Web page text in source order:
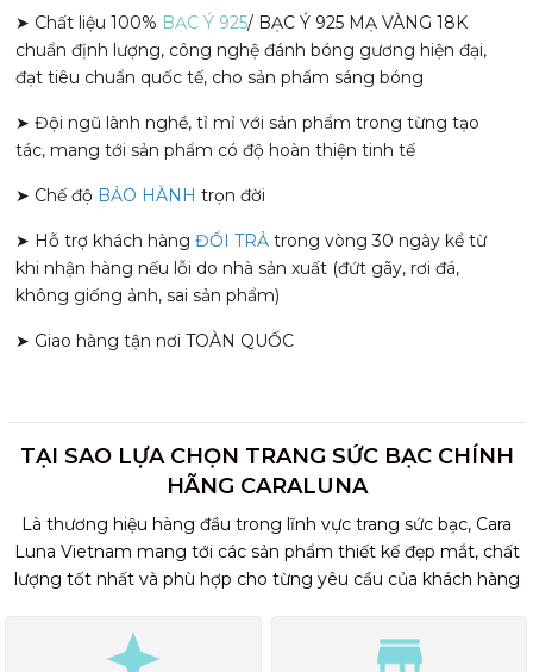
➤ Chất liệu 100% BẠC Ý 925/ BẠC Ý 925 MẠ VÀNG 18K
chuẩn định lượng, công nghệ đánh bóng gương hiện đại,
đạt tiêu chuẩn quốc tế, cho sản phẩm sáng bóng
➤ Đội ngũ lành nghề, tỉ mỉ với sản phẩm trong từng tạo
tác, mang tới sản phẩm có độ hoàn thiện tinh tế
➤ Chế độ BẢO HÀNH trọn đời
➤ Hỗ trợ khách hàng ĐỔI TRẢ trong vòng 30 ngày kể từ
khi nhận hàng nếu lỗi do nhà sản xuất (đứt gãy, rơi đá,
không giống ảnh, sai sản phẩm)
➤ Giao hàng tận nơi TOÀN QUỐC
TẠI SAO LỰA CHỌN TRANG SỨC BẠC CHÍNH
HÃNG CARALUNA
Là thương hiệu hàng đầu trong lĩnh vực trang sức bạc, Cara
Luna Vietnam mang tới các sản phẩm thiết kế đẹp mắt, chất
lượng tốt nhất và phù hợp cho từng yêu cầu của khách hàng